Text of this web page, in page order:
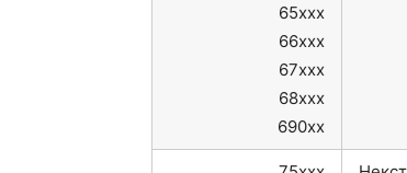
65xxx
66xxx
67xxx
68xxx
690xx